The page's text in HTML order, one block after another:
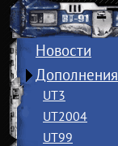
Новости
Дополнения
UT3
UT2004
UT99